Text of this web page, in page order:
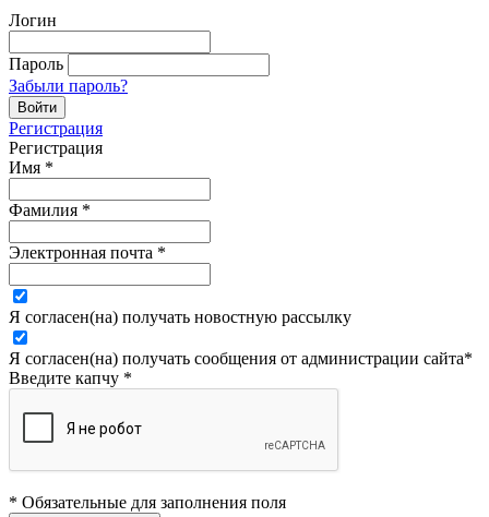
Логин
Пароль
Забыли пароль?
Регистрация
Регистрация
Имя *
Фамилия *
Электронная почта *
Я согласен(на) получать новостную рассылку
Я согласен(на) получать сообщения от администрации сайта*
Введите капчу *
* Обязательные для заполнения поля